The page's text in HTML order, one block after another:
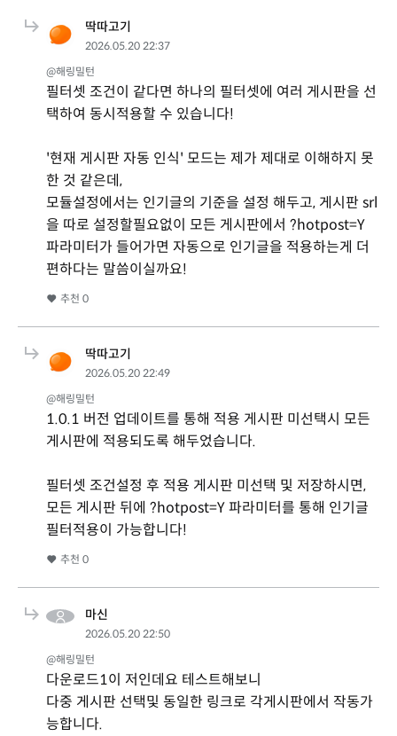
딱따고기
2026.05.20 22:37
@해링밀턴
필터셋 조건이 같다면 하나의 필터셋에 여러 게시판을 선
택하여 동시적용할 수 있습니다!
'현재 게시판 자동 인식' 모드는 제가 제대로 이해하지 못
한 것 같은데,
모듈설정에서는 인기글의 기준을 설정 해두고, 게시판 srl
을 따로 설정할필요없이 모든 게시판에서 ?hotpost=Y
파라미터가 들어가면 자동으로 인기글을 적용하는게 더
편하다는 말씀이실까요!
추천 0
딱따고기
2026.05.20 22:49
@해링밀턴
1.0.1 버전 업데이트를 통해 적용 게시판 미선택시 모든
게시판에 적용되도록 해두었습니다.
필터셋 조건설정 후 적용 게시판 미선택 및 저장하시면,
모든 게시판 뒤에 ?hotpost=Y 파라미터를 통해 인기글
필터적용이 가능합니다!
추천 0
마신
2026.05.20 22:50
@해링밀턴
다운로드1이 저인데요 테스트해보니
다중 게시판 선택및 동일한 링크로 각게시판에서 작동가
능합니다.